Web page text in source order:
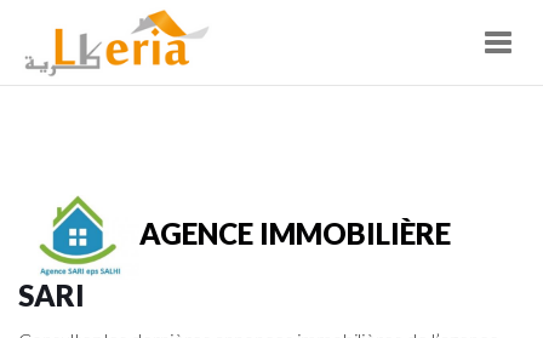
AGENCE IMMOBILIÈRE
SARI